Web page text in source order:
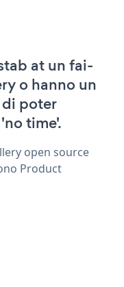
at un fai-
o hanno un
poter
time'.
open source
Product